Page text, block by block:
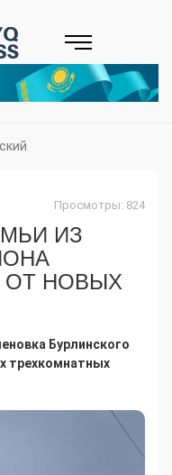
Просмотры: 824
ИЗ
ОТ НОВЫХ
Бурлинского
трехкомнатных